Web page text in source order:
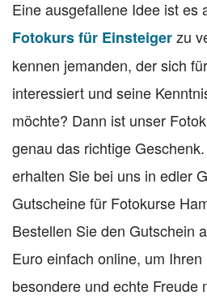
Eine ausgefallene Idee ist es
Fotokurs für Einsteigerzu
kennen jemanden, der sich
interessiert und seine
möchte? Dann ist unser
genau das richtige
erhalten Sie bei uns in edler
Gutscheine für Fotokurse
Bestellen Sie den Gutschein
Euro einfach online, um
besondere und echte Freude